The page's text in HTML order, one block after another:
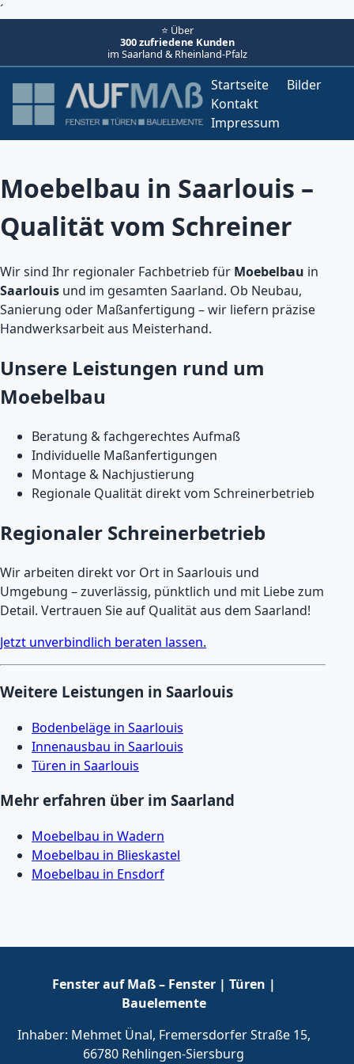
´
⭐ Über
300 zufriedene Kunden
im Saarland & Rheinland-Pfalz
Startseite
Bilder
Kontakt
Impressum
Moebelbau in Saarlouis –
Qualität vom Schreiner
Wir sind Ihr regionaler Fachbetrieb für Moebelbau in
Saarlouis und im gesamten Saarland. Ob Neubau,
Sanierung oder Maßanfertigung – wir liefern präzise
Handwerksarbeit aus Meisterhand.
Unsere Leistungen rund um
Moebelbau
Beratung & fachgerechtes Aufmaß
Individuelle Maßanfertigungen
Montage & Nachjustierung
Regionale Qualität direkt vom Schreinerbetrieb
Regionaler Schreinerbetrieb
Wir arbeiten direkt vor Ort in Saarlouis und
Umgebung – zuverlässig, pünktlich und mit Liebe zum
Detail. Vertrauen Sie auf Qualität aus dem Saarland!
Jetzt unverbindlich beraten lassen.
Weitere Leistungen in Saarlouis
Bodenbeläge in Saarlouis
Innenausbau in Saarlouis
Türen in Saarlouis
Mehr erfahren über im Saarland
Moebelbau in Wadern
Moebelbau in Blieskastel
Moebelbau in Ensdorf
Fenster auf Maß – Fenster | Türen |
Bauelemente
Inhaber: Mehmet Ünal, Fremersdorfer Straße 15,
66780 Rehlingen-Siersburg